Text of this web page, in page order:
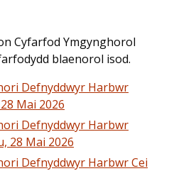
Cyfarfod Ymgynghorol
blaenorol isod.
Defnyddwyr Harbwr
Mai 2026
Defnyddwyr Harbwr
28 Mai 2026
Defnyddwyr Harbwr Cei